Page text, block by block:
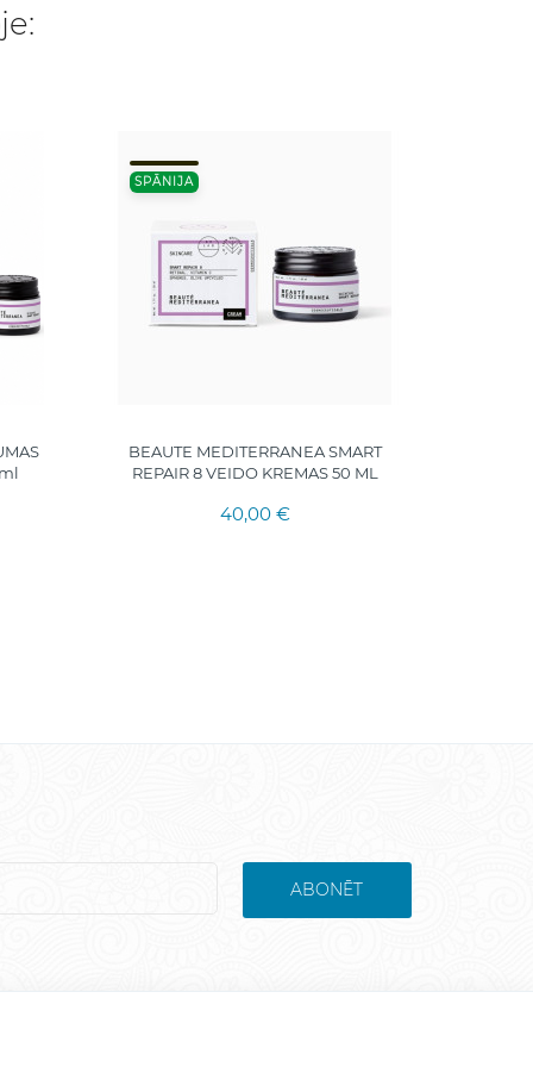
SPĀNIJA
BEAUTE MEDITERRANEA SMART
REPAIR 8 VEIDO KREMAS 50 ML
40,00 €
ABONĒT